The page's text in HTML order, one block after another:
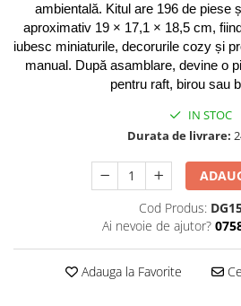
ambientală. Kitul are 196 de piese
aproximativ 19 × 17,1 × 18,5 cm,
iubesc miniaturile, decorurile cozy și
manual. După asamblare, devine o
pentru raft, birou sau
IN STOC
Durata de livrare:
Cod Produs:
Ai nevoie de ajutor?
Adauga la Favorite